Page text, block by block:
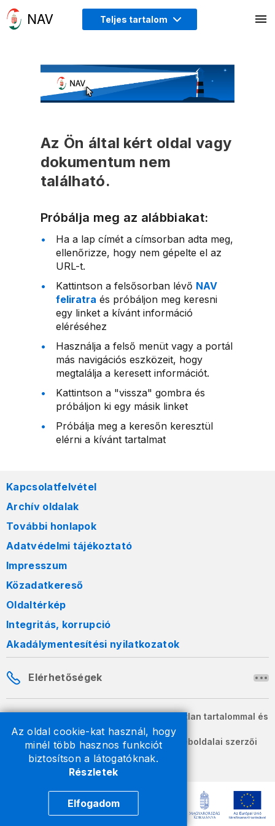
Az oldal cookie-kat használ, hogy
minél több hasznos funkciót
biztosítson a látogatóknak.
Részletek
Elfogadom
Teljes tartalom
Az Ön által kért oldal vagy
dokumentum nem
található.
Próbálja meg az alábbiakat:
Ha a lap címét a címsorban adta meg,
ellenőrizze, hogy nem gépelte el az
URL-t.
Kattintson a felsősorban lévő NAV
feliratra és próbáljon meg keresni
egy linket a kívánt információ
eléréséhez
Használja a felső menüt vagy a portál
más navigációs eszközeit, hogy
megtalálja a keresett információt.
Kattintson a "vissza" gombra és
próbáljon ki egy másik linket
Próbálja meg a keresőn keresztül
elérni a kívánt tartalmat
Kapcsolatfelvétel
Archív oldalak
További honlapok
Adatvédelmi tájékoztató
Impresszum
Közadatkereső
Oldaltérkép
Integritás, korrupció
Akadálymentesítési nyilatkozatok
Elérhetőségek
A honlapon szereplő információk változatlan tartalommal és
formában szabadon terjeszthetők.
2026 © A Nemzeti Adó- és Vámhivatal weboldalai szerzői
jogvédelem alatt állnak.